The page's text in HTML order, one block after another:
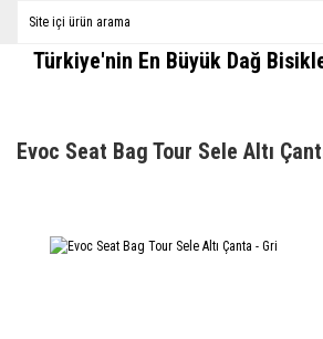
Türkiye'nin En Büyük Dağ
Evoc Seat Bag Tour Sele Altı